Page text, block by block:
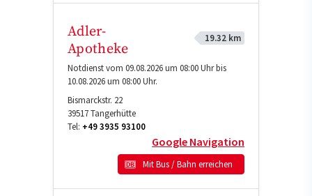
Adler-
Apotheke
19.32 km
Notdienst vom 09.08.2026 um 08:00 Uhr bis
10.08.2026 um 08:00 Uhr.
Bismarckstr. 22
39517Tangerhütte
Tel: +49 3935 93100
Google Navigation
Mit Bus / Bahn erreichen